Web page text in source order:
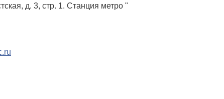
д. 3, стр. 1. Станция метро "